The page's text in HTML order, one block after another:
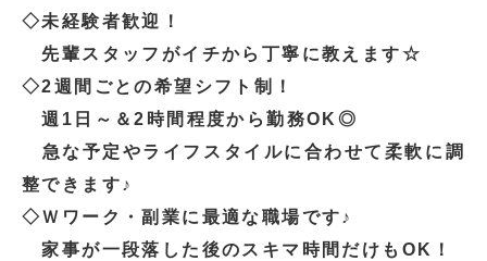
◇未経験者歓迎！
先輩スタッフがイチから丁寧に教えます☆
◇2週間ごとの希望シフト制！
週1日～＆2時間程度から勤務OK◎
急な予定やライフスタイルに合わせて柔軟に調
整できます♪
◇Ｗワーク・副業に最適な職場です♪
家事が一段落した後のスキマ時間だけもOK！